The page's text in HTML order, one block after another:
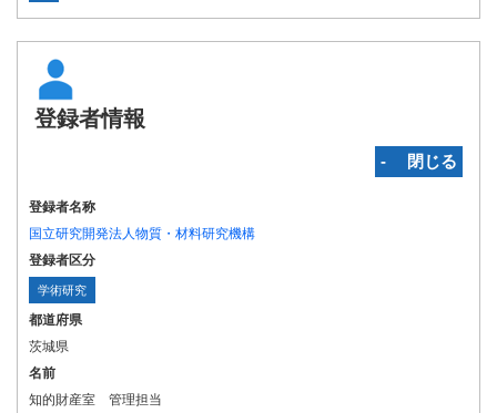
登録者情報
‐ 閉じる
登録者名称
国立研究開発法人物質・材料研究機構
登録者区分
学術研究
都道府県
茨城県
名前
知的財産室 管理担当